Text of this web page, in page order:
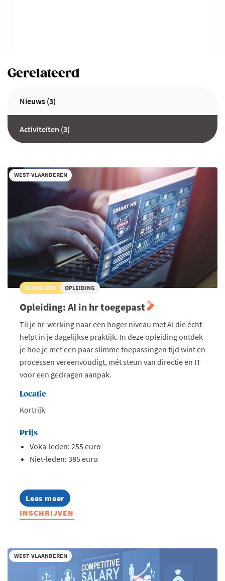
Gerelateerd
Nieuws (3)
Activiteiten (3)
WEST-VLAANDEREN
20 AUG 2026 OPLEIDING
Opleiding: AI in hr toegepast
Til je hr-werking naar een hoger niveau met AI die écht
helpt in je dagelijkse praktijk. In deze opleiding ontdek
je hoe je met een paar slimme toepassingen tijd wint en
processen vereenvoudigt, mét steun van directie en IT
voor een gedragen aanpak.
Locatie
Kortrijk
Prijs
Voka-leden: 255 euro
Niet-leden: 385 euro
Lees meer
about
Opleiding:
AI
INSCHRIJVEN
WEST-VLAANDEREN